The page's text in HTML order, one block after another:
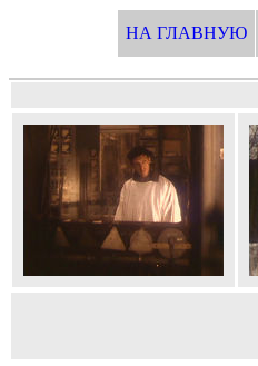
НА ГЛАВНУЮ